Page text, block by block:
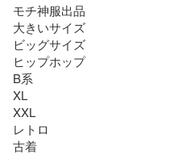
モチ神服出品
大きいサイズ
ビッグサイズ
ヒップホップ
B系
XL
XXL
レトロ
古着